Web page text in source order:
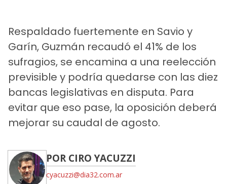
Respaldado fuertemente en Savio y
Garín, Guzmán recaudó el 41% de los
sufragios, se encamina a una reelección
previsible y podría quedarse con las diez
bancas legislativas en disputa. Para
evitar que eso pase, la oposición deberá
mejorar su caudal de agosto.
POR CIRO YACUZZI
cyacuzzi@dia32.com.ar